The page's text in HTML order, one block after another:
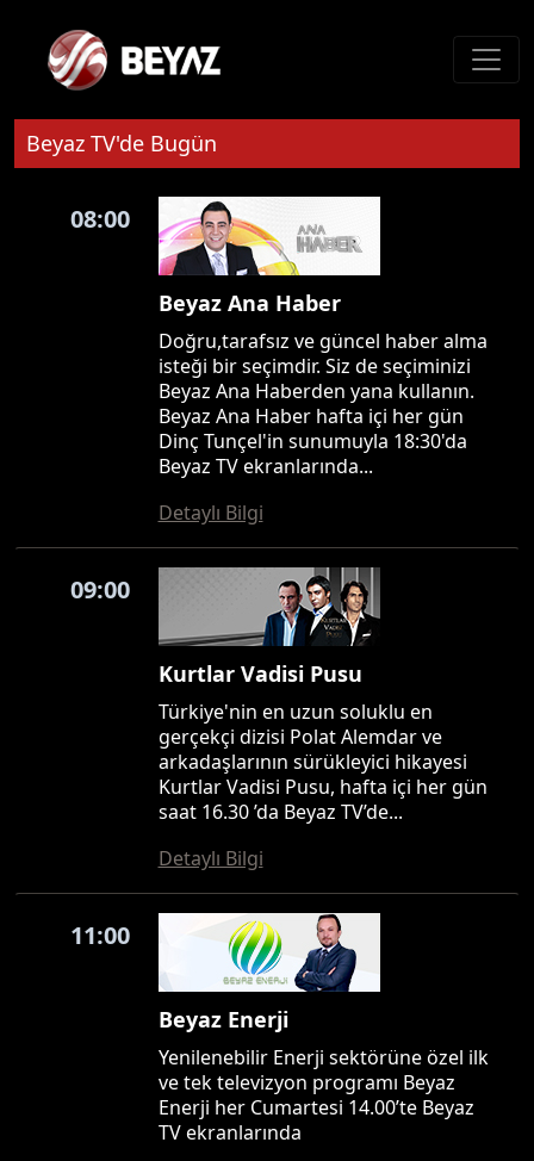
Beyaz TV'de Bugün
08:00
Beyaz Ana Haber
Doğru,tarafsız ve güncel haber alma
isteği bir seçimdir. Siz de seçiminizi
Beyaz Ana Haberden yana kullanın.
Beyaz Ana Haber hafta içi her gün
Dinç Tunçel'in sunumuyla 18:30'da
Beyaz TV ekranlarında...
Detaylı Bilgi
09:00
Kurtlar Vadisi Pusu
Türkiye'nin en uzun soluklu en
gerçekçi dizisi Polat Alemdar ve
arkadaşlarının sürükleyici hikayesi
Kurtlar Vadisi Pusu, hafta içi her gün
saat 16.30 ’da Beyaz TV’de...
Detaylı Bilgi
11:00
Beyaz Enerji
Yenilenebilir Enerji sektörüne özel ilk
ve tek televizyon programı Beyaz
Enerji her Cumartesi 14.00’te Beyaz
TV ekranlarında